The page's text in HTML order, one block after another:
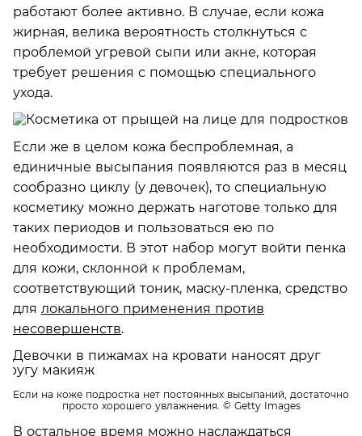
работают более активно. В случае, если кожа
жирная, велика вероятность столкнуться с
проблемой угревой сыпи или акне, которая
требует решения с помощью специального
ухода.
Если же в целом кожа беспроблемная, а
единичные высыпания появляются раз в месяц
сообразно циклу (у девочек), то специальную
косметику можно держать наготове только для
таких периодов и пользоваться ею по
необходимости. В этот набор могут войти пенка
для кожи, склонной к проблемам,
соответствующий тоник, маску-пленка, средство
для локального применения против
несовершенств.
Если на коже подростка нет постоянных высыпаний, достаточно
просто хорошего увлажнения. © Getty Images
В остальное время можно наслаждаться